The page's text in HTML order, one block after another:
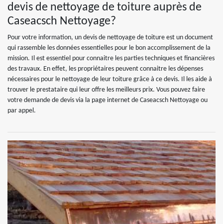
devis de nettoyage de toiture auprès de
Caseacsch Nettoyage?
Pour votre information, un devis de nettoyage de toiture est un document
qui rassemble les données essentielles pour le bon accomplissement de la
mission. Il est essentiel pour connaitre les parties techniques et financières
des travaux. En effet, les propriétaires peuvent connaitre les dépenses
nécessaires pour le nettoyage de leur toiture grâce à ce devis. Il les aide à
trouver le prestataire qui leur offre les meilleurs prix. Vous pouvez faire
votre demande de devis via la page internet de Caseacsch Nettoyage ou
par appel.